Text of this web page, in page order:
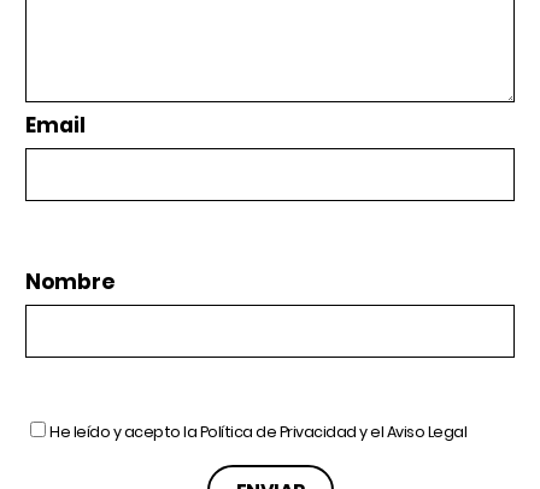
Email
Nombre
He leído y acepto laPolítica de Privacidady elAviso Legal